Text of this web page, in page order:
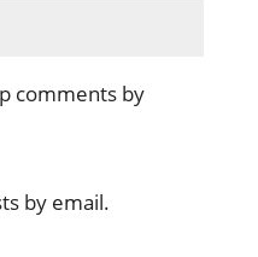
comments by
by email.